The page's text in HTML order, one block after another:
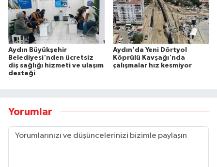
Aydın Büyükşehir
Belediyesi'nden ücretsiz
diş sağlığı hizmeti ve ulaşım
desteği
Aydın'da Yeni Dörtyol
Köprülü Kavşağı'nda
çalışmalar hız kesmiyor
Yorumlar